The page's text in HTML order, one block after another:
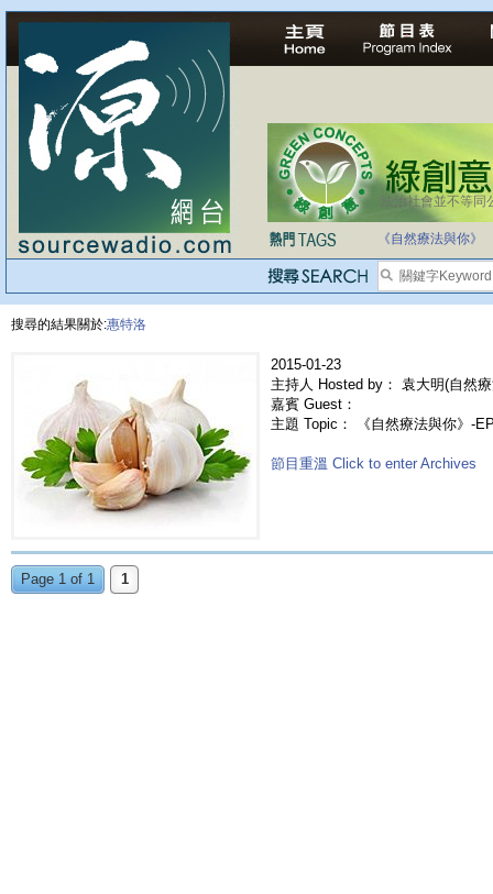
法治社會並不等同
《自然療法與你》
搜尋的結果關於:惠特洛
2015-01-23
主持人 Hosted by： 袁大明(自然
嘉賓 Guest：
主題 Topic： 《自然療法與你》-
節目重溫 Click to enter Archives
Page 1 of 1 1